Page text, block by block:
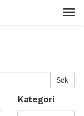
Kategori